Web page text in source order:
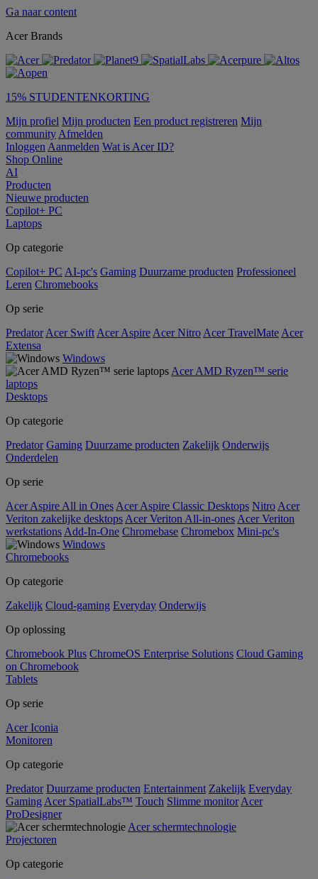
Ga naar content
Acer Brands
15% STUDENTENKORTING
Mijn profiel Mijn producten Een product registreren Mijn
community Afmelden
Inloggen Aanmelden Wat is Acer ID?
Shop Online
AI
Producten
Nieuwe producten
Copilot+ PC
Laptops
Op categorie
Copilot+ PC AI-pc's Gaming Duurzame producten Professioneel
Leren Chromebooks
Op serie
Predator Acer Swift Acer Aspire Acer Nitro Acer TravelMate Acer
Extensa
Windows
Acer AMD Ryzen™ serie
laptops
Desktops
Op categorie
Predator Gaming Duurzame producten Zakelijk Onderwijs
Onderdelen
Op serie
Acer Aspire All in Ones Acer Aspire Classic Desktops Nitro Acer
Veriton zakelijke desktops Acer Veriton All-in-ones Acer Veriton
werkstations Add-In-One Chromebase Chromebox Mini-pc's
Windows
Chromebooks
Op categorie
Zakelijk Cloud-gaming Everyday Onderwijs
Op oplossing
Chromebook Plus ChromeOS Enterprise Solutions Cloud Gaming
on Chromebook
Tablets
Op serie
Acer Iconia
Monitoren
Op categorie
Predator Duurzame producten Entertainment Zakelijk Everyday
Gaming Acer SpatialLabs™ Touch Slimme monitor Acer
ProDesigner
Acer schermtechnologie
Projectoren
Op categorie